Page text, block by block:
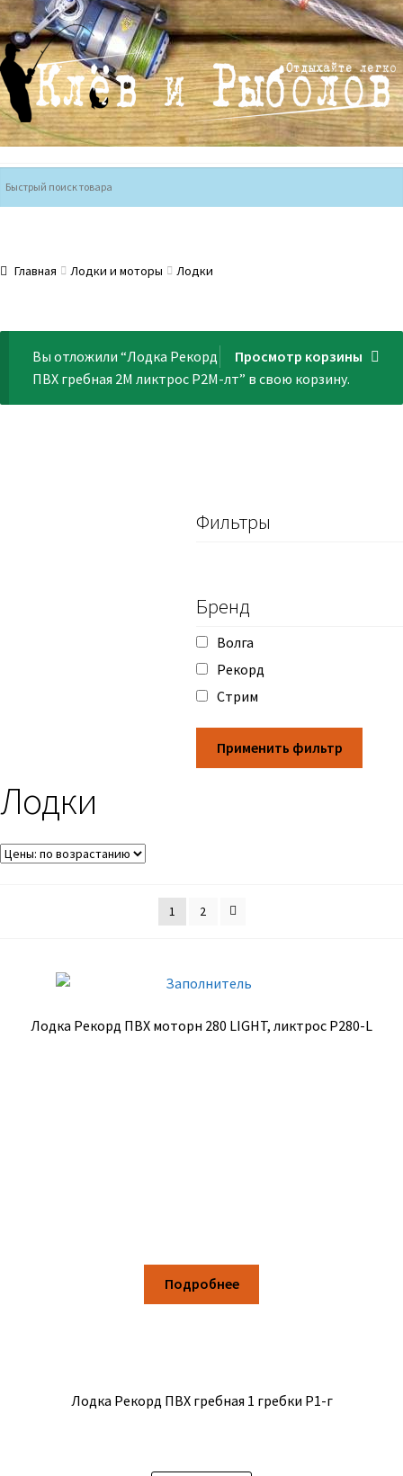
Перейти
к
навигации
Перейти
к
содержимому
Главная Лодки и моторы Лодки
Просмотр корзины
Вы отложили “Лодка Рекорд
ПВХ гребная 2М ликтрос Р2М-лт” в свою корзину.
Фильтры
Бренд
Волга
Рекорд
Стрим
Применить фильтр
Лодки
1 2
Лодка Рекорд ПВХ моторн 280 LIGHT, ликтрос Р280-L
Подробнее
Лодка Рекорд ПВХ гребная 1 гребки Р1-г